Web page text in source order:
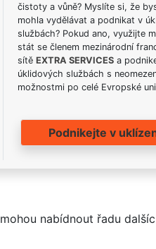
čistoty a vůně? Myslíte si, že
mohla vydělávat a podnikat v
službách? Pokud ano, využijte
stát se členem mezinárodní
sítě EXTRA SERVICESa
úklidových službách s
možnostmi po celé Evropské
Podnikejte v
nabídnout řadu